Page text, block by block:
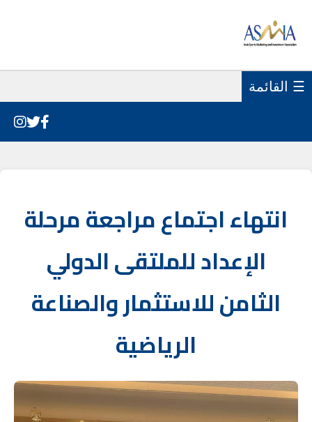
☰ القائمة
انتهاء اجتماع مراجعة مرحلة
الإعداد للملتقى الدولي
الثامن للاستثمار والصناعة
الرياضية